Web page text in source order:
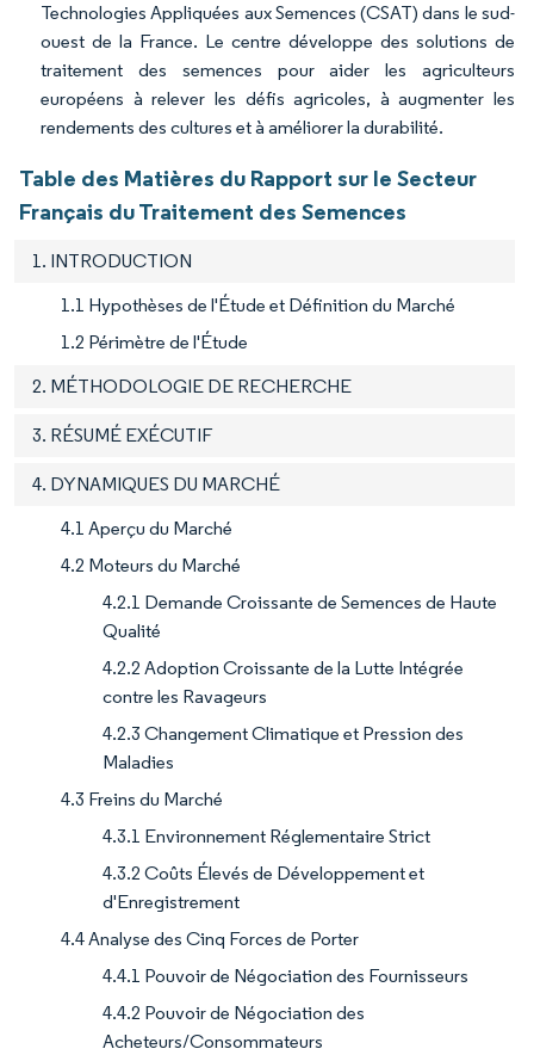
Technologies Appliquées aux Semences (CSAT) dans le sud-
ouest de la France. Le centre développe des solutions de
traitement des semences pour aider les agriculteurs
européens à relever les défis agricoles, à augmenter les
rendements des cultures et à améliorer la durabilité.
Table des Matières du Rapport sur le Secteur
Français du Traitement des Semences
1. INTRODUCTION
1.1 Hypothèses de l'Étude et Définition du Marché
1.2 Périmètre de l'Étude
2. MÉTHODOLOGIE DE RECHERCHE
3. RÉSUMÉ EXÉCUTIF
4. DYNAMIQUES DU MARCHÉ
4.1 Aperçu du Marché
4.2 Moteurs du Marché
4.2.1 Demande Croissante de Semences de Haute
Qualité
4.2.2 Adoption Croissante de la Lutte Intégrée
contre les Ravageurs
4.2.3 Changement Climatique et Pression des
Maladies
4.3 Freins du Marché
4.3.1 Environnement Réglementaire Strict
4.3.2 Coûts Élevés de Développement et
d'Enregistrement
4.4 Analyse des Cinq Forces de Porter
4.4.1 Pouvoir de Négociation des Fournisseurs
4.4.2 Pouvoir de Négociation des
Acheteurs/Consommateurs